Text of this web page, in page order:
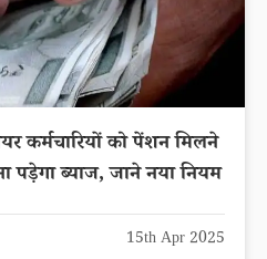
कर्मचारियों को पेंशन मिलने
पड़ेगा ब्याज, जाने नया नियम
15th Apr 2025